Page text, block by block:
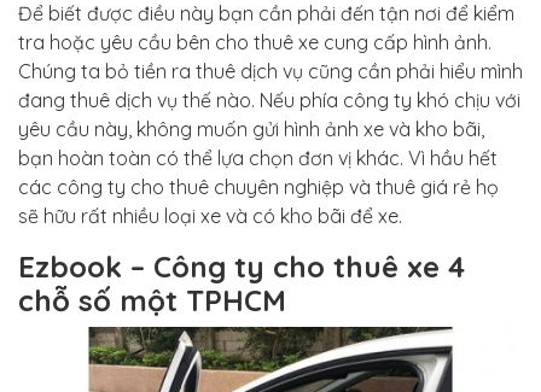
Để biết được điều này bạn cần phải đến tận nơi để kiểm
tra hoặc yêu cầu bên cho thuê xe cung cấp hình ảnh.
Chúng ta bỏ tiền ra thuê dịch vụ cũng cần phải hiểu mình
đang thuê dịch vụ thế nào. Nếu phía công ty khó chịu với
yêu cầu này, không muốn gửi hình ảnh xe và kho bãi,
bạn hoàn toàn có thể lựa chọn đơn vị khác. Vì hầu hết
các công ty cho thuê chuyên nghiệp và thuê giá rẻ họ
sẽ hữu rất nhiều loại xe và có kho bãi để xe.
Ezbook – Công ty cho thuê xe 4
chỗ số một TPHCM